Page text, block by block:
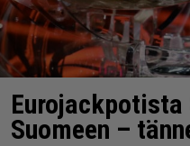
Eurojackpotista
Suomeen –